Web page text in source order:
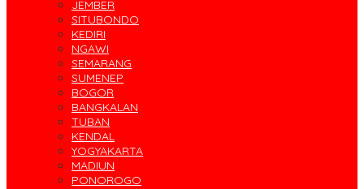
JEMBER
SITUBONDO
KEDIRI
NGAWI
SEMARANG
SUMENEP
BOGOR
BANGKALAN
TUBAN
KENDAL
YOGYAKARTA
MADIUN
PONOROGO